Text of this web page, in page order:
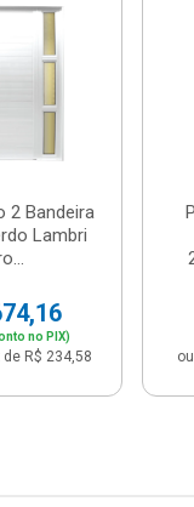
2 Bandeira
Lambri
no PIX)
R$ 234,58